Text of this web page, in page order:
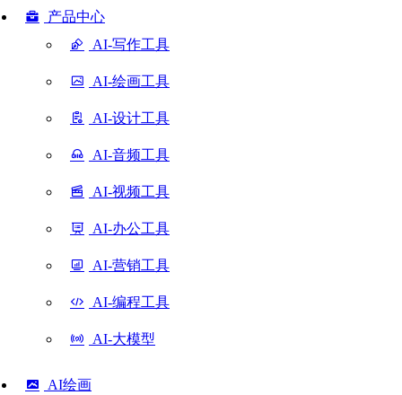
产品中心
AI-写作工具
AI-绘画工具
AI-设计工具
AI-音频工具
AI-视频工具
AI-办公工具
AI-营销工具
AI-编程工具
AI-大模型
AI绘画